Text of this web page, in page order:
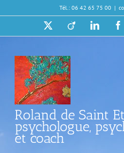
au
Tél.: 06 42 65 75 00 |
Viadeo
Roland de Saint
psychologue,
et coach